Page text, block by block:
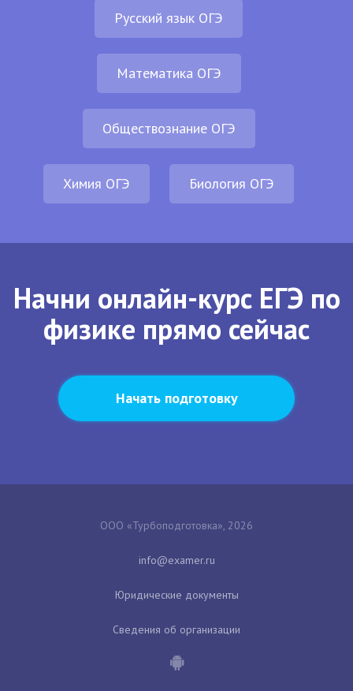
Русский язык ОГЭ
Математика ОГЭ
Обществознание ОГЭ
Химия ОГЭ Биология ОГЭ
Начни онлайн-курс ЕГЭ по
физике прямо сейчас
Начать подготовку
ООО «Турбоподготовка», 2026
Юридические документы
Сведения об организации